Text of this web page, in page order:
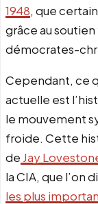
1948, que
grâce au
démocrates-
Cependant, ce
actuelle est
le mouvement
froide. Cette
de Jay
la CIA, que l’on
les plus